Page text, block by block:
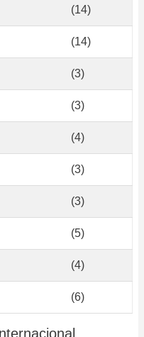
(14)
(14)
(3)
(3)
(4)
(3)
(3)
(5)
(4)
(6)